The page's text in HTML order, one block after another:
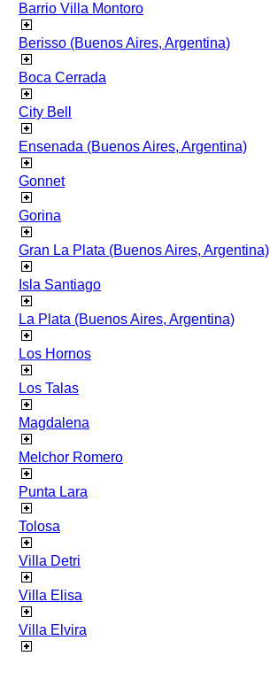
Barrio Villa Montoro
Berisso (Buenos Aires, Argentina)
Boca Cerrada
City Bell
Ensenada (Buenos Aires, Argentina)
Gonnet
Gorina
Gran La Plata (Buenos Aires, Argentina)
Isla Santiago
La Plata (Buenos Aires, Argentina)
Los Hornos
Los Talas
Magdalena
Melchor Romero
Punta Lara
Tolosa
Villa Detri
Villa Elisa
Villa Elvira